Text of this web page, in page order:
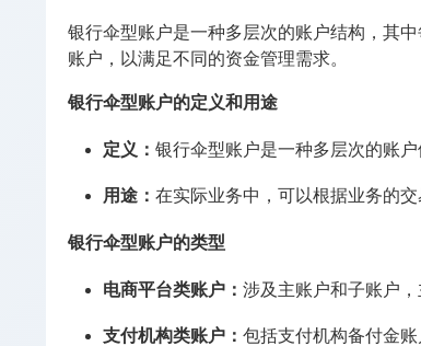
银行伞型账户是一种多层次的账户结构，其
账户，以满足不同的资金管理需求。
银行伞型账户的定义和用途
定义 ： 银行伞型账户是一种多层次的账
用途 ： 在实际业务中，可以根据业务的
银行伞型账户的类型
电商平台类账户 ： 涉及主账户和子账户，
支付机构类账户 ： 包括支付机构备付金